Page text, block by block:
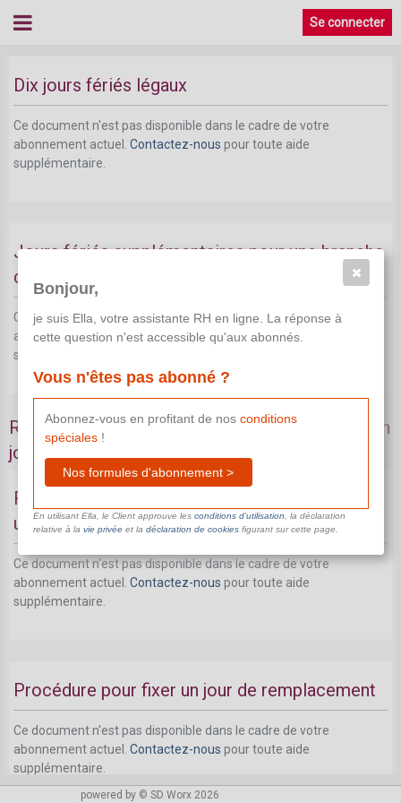
Se connecter
Dix jours fériés légaux
Ce document n'est pas disponible dans le cadre de votre
abonnement actuel. Contactez-nous pour toute aide
supplémentaire.
Jours fériés supplémentaires pour une branche
d'activité donnée
Ce document n'est pas disponible dans le cadre de votre
abonnement actuel.Contactez-nouspour toute aide
supplémentaire.
Remplacement d'un jour férié coïncidant avec un
jour d'inactivité
Remplacement d'un jour férié coïncidant avec
un jour d'inactivité: principe
Ce document n'est pas disponible dans le cadre de votre
abonnement actuel. Contactez-nous pour toute aide
supplémentaire.
Procédure pour fixer un jour de remplacement
Ce document n'est pas disponible dans le cadre de votre
abonnement actuel. Contactez-nous pour toute aide
supplémentaire.
powered by © SD Worx 2026
Bonjour,
je suis Ella, votre assistante RH en ligne. La réponse à
cette question n'est accessible qu'aux abonnés.
Vous n'êtes pas abonné ?
Abonnez-vous en profitant de nos conditions
spéciales!
Nos formules d'abonnement >
En utilisant Ella, le Client approuve les conditions d’utilisation , la déclaration
relative à la vie privéeet la déclaration de cookiesfigurant sur cette page.